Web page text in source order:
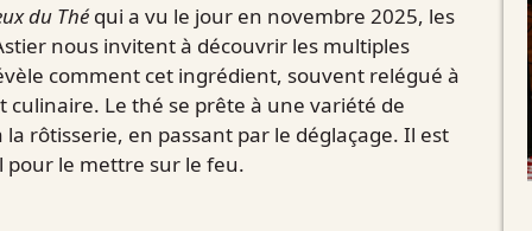
du Thé qui a vu le jour en novembre 2025, les
nous invitent à découvrir les multiples
comment cet ingrédient, souvent relégué à
Le thé se prête à une variété de
rôtisserie, en passant par le déglaçage. Il est
pour le mettre sur le feu.